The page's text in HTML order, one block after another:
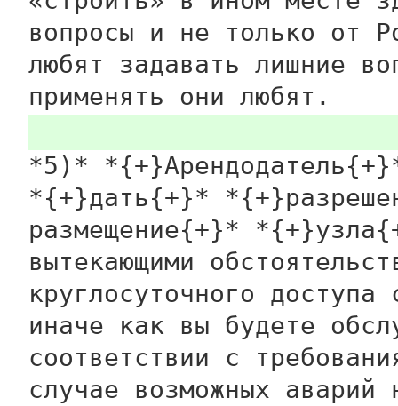
вопросы и не только от
любят задавать лишние
применять они любят.
*5)*
*{+}дать{+}*
размещение{+}*
вытекающими
круглосуточного
иначе как вы будете
соответствии с
случае возможных